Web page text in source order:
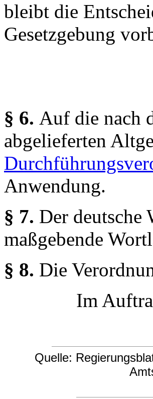
bleibt die
Gesetzgebung
§ 6. Auf die nach
abgelieferten
Anwendung.
§ 7. Der deutsche
maßgebende
§ 8. Die
Im
Quelle: